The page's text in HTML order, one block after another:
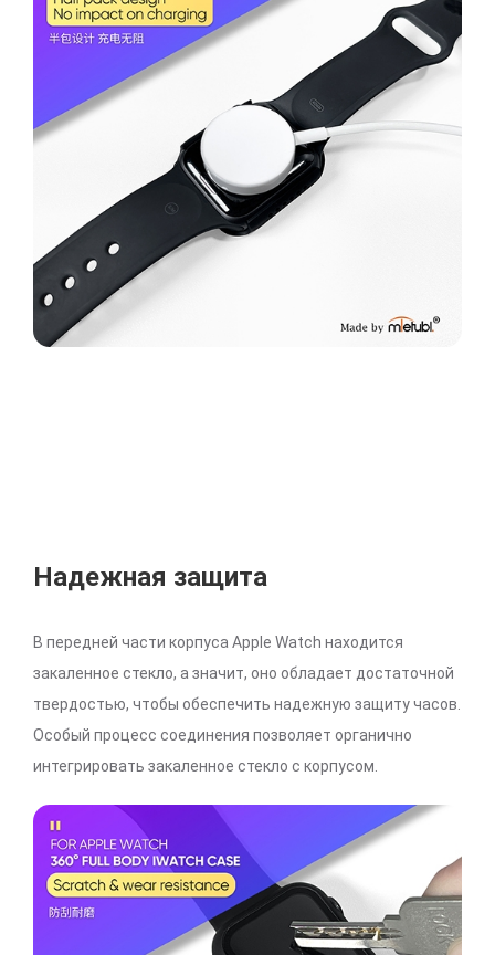
Надежная защита
В передней части корпуса Apple Watch находится
закаленное стекло, а значит, оно обладает достаточной
твердостью, чтобы обеспечить надежную защиту часов.
Особый процесс соединения позволяет органично
интегрировать закаленное стекло с корпусом.